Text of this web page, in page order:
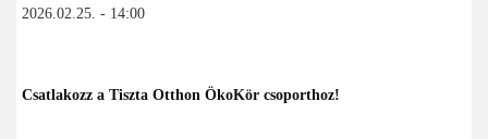
2026.02.25. - 14:00
Csatlakozz a Tiszta Otthon ÖkoKör csoporthoz!